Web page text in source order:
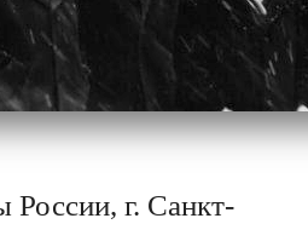
г. Санкт-